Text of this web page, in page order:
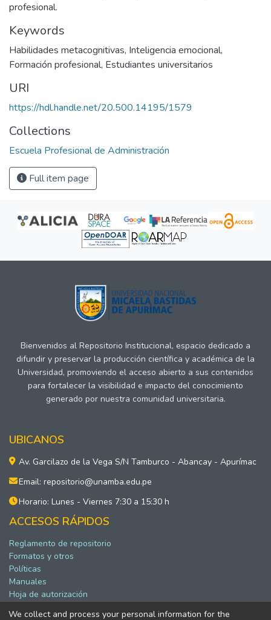
profesional.
Keywords
Habilidades metacognitivas, Inteligencia emocional,
Formación profesional, Estudiantes universitarios
URI
https://hdl.handle.net/20.500.14195/1579
Collections
Escuela Profesional de Administración
Full item page
Bienvenidos al Repositorio Institucional, espacio dedicado a
difundir y preservar la producción científica y académica de la
Universidad, promoviendo el acceso abierto a sus contenidos
para fortalecer la visibilidad e impacto del conocimiento
generado por nuestra comunidad universitaria.
UBICANOS
Av. Garcilazo de la Vega S/N Tamburco - Abancay - Apurímac
Email: repositorio@unamba.edu.pe
Horario: Lunes - Viernes 7:30 a 15:30 h
ACCESOS RÁPIDOS
Reglamento de repositorio
Formatos y otros
Políticas
Manuales
Hoja de autorización
We collect and process your personal information for the